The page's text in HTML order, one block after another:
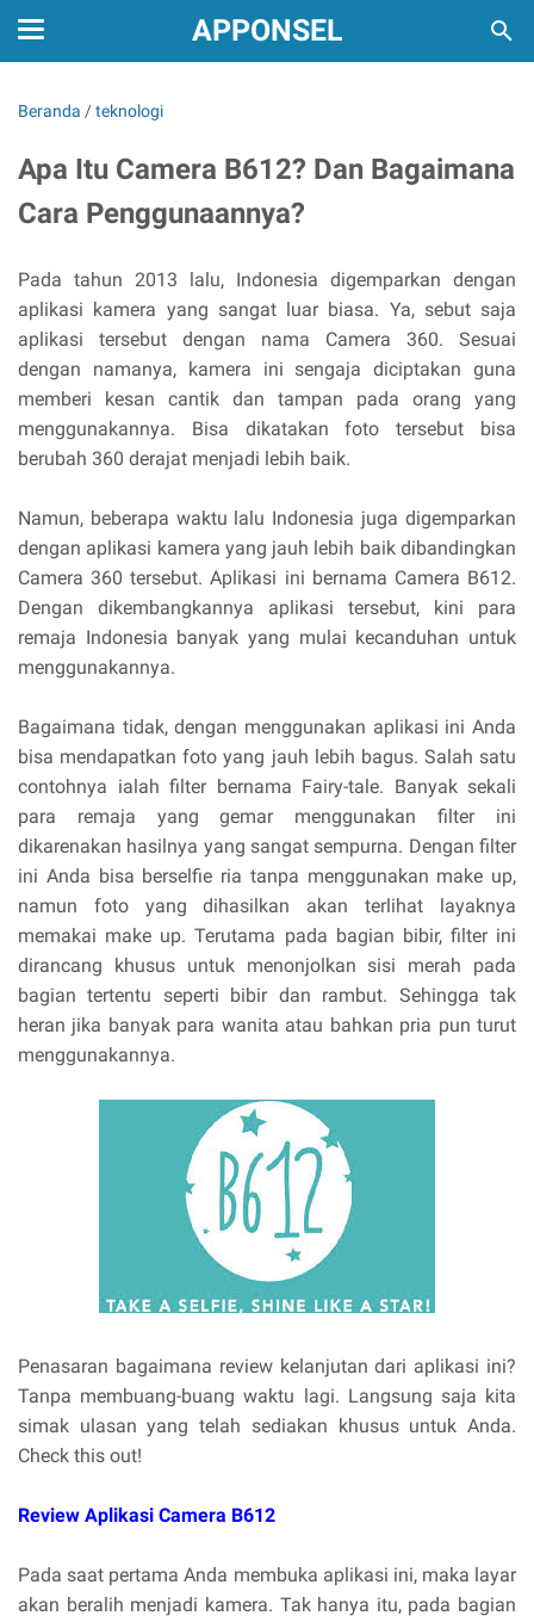
APPONSEL
Beranda /teknologi
Apa Itu Camera B612? Dan Bagaimana
Cara Penggunaannya?
Pada tahun 2013 lalu, Indonesia digemparkan dengan
aplikasi kamera yang sangat luar biasa. Ya, sebut saja
aplikasi tersebut dengan nama Camera 360. Sesuai
dengan namanya, kamera ini sengaja diciptakan guna
memberi kesan cantik dan tampan pada orang yang
menggunakannya. Bisa dikatakan foto tersebut bisa
berubah 360 derajat menjadi lebih baik.
Namun, beberapa waktu lalu Indonesia juga digemparkan
dengan aplikasi kamera yang jauh lebih baik dibandingkan
Camera 360 tersebut. Aplikasi ini bernama Camera B612.
Dengan dikembangkannya aplikasi tersebut, kini para
remaja Indonesia banyak yang mulai kecanduhan untuk
menggunakannya.
Bagaimana tidak, dengan menggunakan aplikasi ini Anda
bisa mendapatkan foto yang jauh lebih bagus. Salah satu
contohnya ialah filter bernama Fairy-tale. Banyak sekali
para remaja yang gemar menggunakan filter ini
dikarenakan hasilnya yang sangat sempurna. Dengan filter
ini Anda bisa berselfie ria tanpa menggunakan make up,
namun foto yang dihasilkan akan terlihat layaknya
memakai make up. Terutama pada bagian bibir, filter ini
dirancang khusus untuk menonjolkan sisi merah pada
bagian tertentu seperti bibir dan rambut. Sehingga tak
heran jika banyak para wanita atau bahkan pria pun turut
menggunakannya.
Penasaran bagaimana review kelanjutan dari aplikasi ini?
Tanpa membuang-buang waktu lagi. Langsung saja kita
simak ulasan yang telah sediakan khusus untuk Anda.
Check this out!
Review Aplikasi Camera B612
Pada saat pertama Anda membuka aplikasi ini, maka layar
akan beralih menjadi kamera. Tak hanya itu, pada bagian